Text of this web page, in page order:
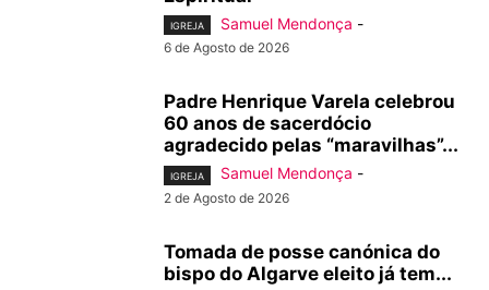
IGREJA Samuel Mendonça -
6 de Agosto de 2026
Padre Henrique Varela celebrou
60 anos de sacerdócio
agradecido pelas “maravilhas”...
IGREJA Samuel Mendonça -
2 de Agosto de 2026
Tomada de posse canónica do
bispo do Algarve eleito já tem...